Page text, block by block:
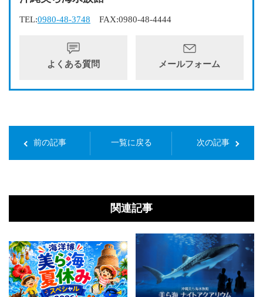
TEL:0980-48-3748 FAX:0980-48-4444
よくある質問 メールフォーム
前の記事 一覧に戻る 次の記事
関連記事